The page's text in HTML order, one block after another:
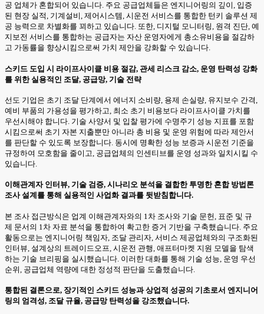
공 업체가 혼합되어 있습니다. 주요 공급업체들은 엔지니어링의 깊이, 입증
된 현장 실적, 기계설비, 제어시스템, 시운전 서비스를 통합한 턴키 솔루션 제
공 능력으로 차별화를 꾀하고 있습니다. 또한, 디지털 모니터링, 원격 진단, 예
지보전 서비스를 통합하는 공급자는 자산 운영자에게 총소유비용을 절감하
고 가동률을 향상시킴으로써 가치 제안을 강화할 수 있습니다.
스키드 도입 시 라이프사이클 비용 절감, 관세 리스크 감소, 운영 탄력성 강화
를 위한 실용적인 조달, 공급망, 기술 전략
선도 기업은 초기 조달 단계에서 에너지 소비량, 용제 손실량, 유지보수 간격,
예비 부품의 가용성을 평가하고, 최소 초기 비용보다 라이프사이클 가치를
우선시해야 합니다. 기술 사양서 및 입찰 평가에 수명주기 성능 지표를 포함
시킴으로써 초기 자본 지출뿐만 아니라 총 비용 및 운영 위험에 따라 제안서
를 판단할 수 있도록 보장합니다. 동시에 명확한 성능 보증과 시운전 기준을
규정하여 모호함을 줄이고, 공급업체의 인센티브를 운영 성과와 일치시킬 수
있습니다.
이해관계자 인터뷰, 기술 검증, 시나리오 분석을 결합한 투명한 혼합 방법론
조사 설계를 통해 실용적인 사업화 결과를 뒷받침합니다.
본 조사 접근방식은 업계 이해관계자와의 1차 조사와 기술 문헌, 표준 및 규
제 문서의 1차 자료 분석을 통합하여 확고한 증거 기반을 구축했습니다. 주요
활동으로는 엔지니어링 책임자, 조달 관리자, 서비스 제공업체와의 구조화된
인터뷰, 설계상의 트레이드오프, 시운전 관행, 애프터마켓 지원 모델을 탐색
하는 기술 브리핑을 실시했습니다. 이러한 대화를 통해 기술 성능, 운영 우선
순위, 공급업체 역량에 대한 정성적 판단을 도출했습니다.
통합된 결론으로, 장기적인 스키드 성능과 상업적 성공의 기초로서 엔지니어
링의 엄격성, 조달 규율, 공급망 탄력성을 강조했습니다.